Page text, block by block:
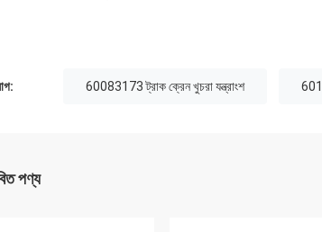
60083173 ট্রাক ক্রেন খুচরা যন্ত্রাংশ
পণ্য